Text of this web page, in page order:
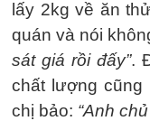
lấy 2kg về ăn
quán và nói
sát giá rồi đấy”.
chất lượng
chị bảo: “Anh